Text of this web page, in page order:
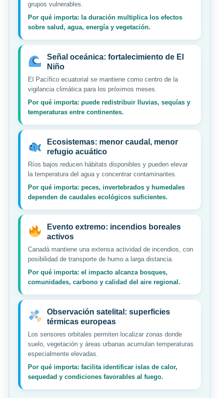
grupos vulnerables.
Por qué importa: la duración multiplica los efectos
sobre salud, agua, energía y vegetación.
Señal oceánica: fortalecimiento de El
Niño
El Pacífico ecuatorial se mantiene como centro de la
vigilancia climática para los próximos meses.
Por qué importa: puede redistribuir lluvias, sequías y
temperaturas entre continentes.
Ecosistemas: menor caudal, menor
refugio acuático
Ríos bajos reducen hábitats disponibles y pueden elevar
la temperatura del agua y concentrar contaminantes.
Por qué importa: peces, invertebrados y humedales
dependen de caudales ecológicos suficientes.
Evento extremo: incendios boreales
activos
Canadá mantiene una extensa actividad de incendios, con
posibilidad de transporte de humo a larga distancia.
Por qué importa: el impacto alcanza bosques,
comunidades, carbono y calidad del aire regional.
Observación satelital: superficies
térmicas europeas
Los sensores orbitales permiten localizar zonas donde
suelo, vegetación y áreas urbanas acumulan temperaturas
especialmente elevadas.
Por qué importa: facilita identificar islas de calor,
sequedad y condiciones favorables al fuego.